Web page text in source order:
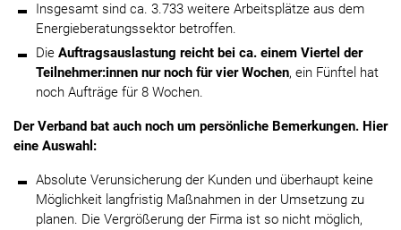
Insgesamt sind ca. 3.733 weitere Arbeitsplätze aus dem
Energieberatungssektor betroffen.
Die Auftragsauslastung reicht bei ca. einem Viertel der
Teilnehmer:innen nur noch für vier Wochen, ein Fünftel hat
noch Aufträge für 8 Wochen.
Der Verband bat auch noch um persönliche Bemerkungen. Hier
eine Auswahl:
Absolute Verunsicherung der Kunden und überhaupt keine
Möglichkeit langfristig Maßnahmen in der Umsetzung zu
planen. Die Vergrößerung der Firma ist so nicht möglich,